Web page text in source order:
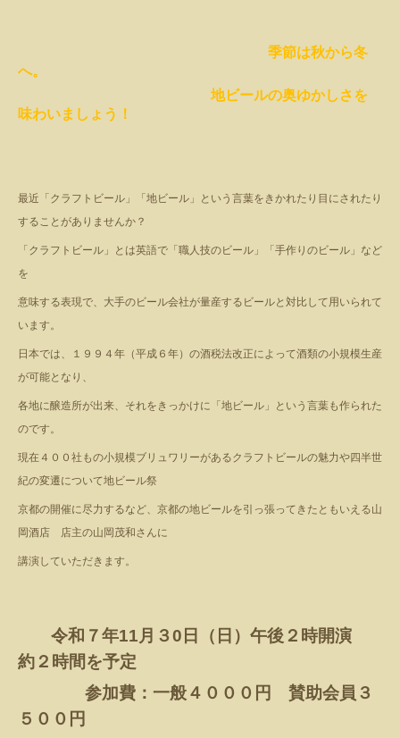
季節は秋から冬
へ。
地ビールの奥ゆかしさを
味わいましょう！
最近「クラフトビール」「地ビール」という言葉をきかれたり目にされたり
することがありませんか？
「クラフトビール」とは英語で「職人技のビール」「手作りのビール」など
を
意味する表現で、大手のビール会社が量産するビールと対比して用いられて
います。
日本では、１９９４年（平成６年）の酒税法改正によって酒類の小規模生産
が可能となり、
各地に醸造所が出来、それをきっかけに「地ビール」という言葉も作られた
のです。
現在４００社もの小規模ブリュワリーがあるクラフトビールの魅力や四半世
紀の変遷について地ビール祭
京都の開催に尽力するなど、京都の地ビールを引っ張ってきたともいえる山
岡酒店 店主の山岡茂和さんに
講演していただきます。
令和７年11月３0日（日）午後２時開演
約２時間を予定
参加費：一般４０００円 賛助会員３
５００円